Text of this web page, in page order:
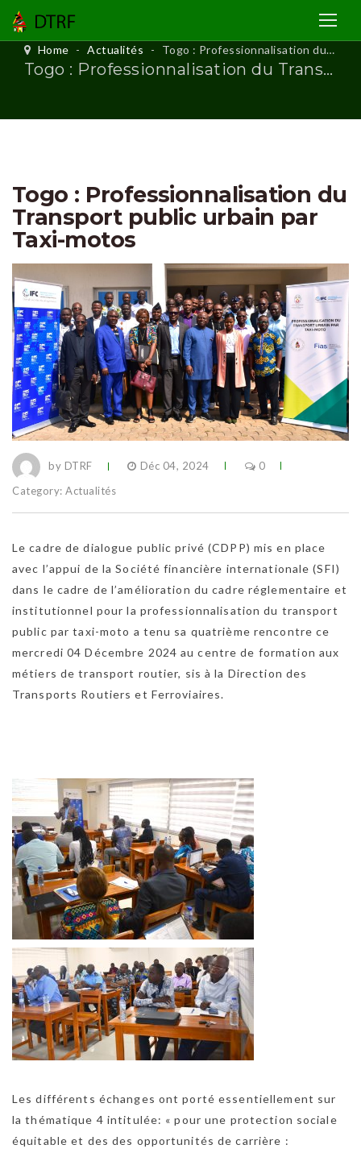
Home - Actualités - Togo : Professionnalisation du Transport public urbain par Taxi-motos
Togo : Professionnalisation du Transport public urbain par Taxi-motos
Togo : Professionnalisation du
Transport public urbain par
Taxi-motos
by DTRF Déc 04, 2024
0
Category:Actualités
Le cadre de dialogue public privé (CDPP) mis en place
avec l’appui de la Société financière internationale (SFI)
dans le cadre de l’amélioration du cadre réglementaire et
institutionnel pour la professionnalisation du transport
public par taxi-moto a tenu sa quatrième rencontre ce
mercredi 04 Décembre 2024 au centre de formation aux
métiers de transport routier, sis à la Direction des
Transports Routiers et Ferroviaires.
Les différents échanges ont porté essentiellement sur
la thématique 4 intitulée: « pour une protection sociale
équitable et des des opportunités de carrière :